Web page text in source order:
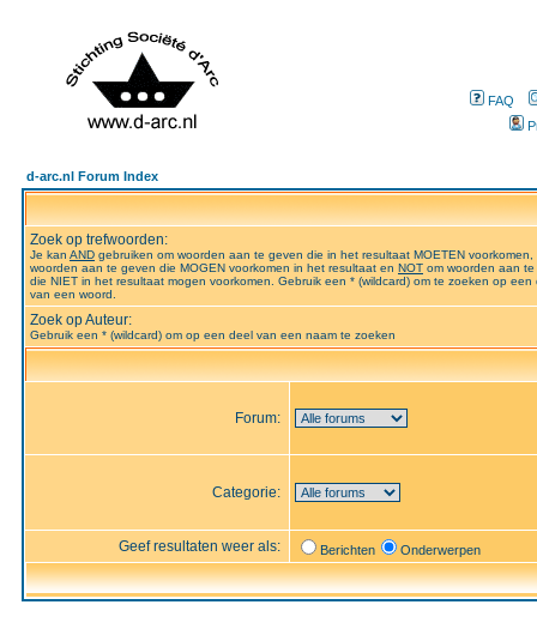
FAQ
d-arc.nl Forum Index
Zoek op trefwoorden:
Je kan AND gebruiken om woorden aan te geven die in het resultaat MOETEN voorkomen,
woorden aan te geven die MOGEN voorkomen in het resultaat en NOT om woorden aan
die NIET in het resultaat mogen voorkomen. Gebruik een * (wildcard) om te zoeken op een
van een woord.
Zoek op Auteur:
Gebruik een * (wildcard) om op een deel van een naam te zoeken
Forum:
Categorie:
Geef resultaten weer als: Berichten Onderwerpen